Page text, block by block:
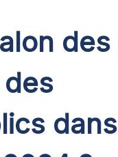
des
dans